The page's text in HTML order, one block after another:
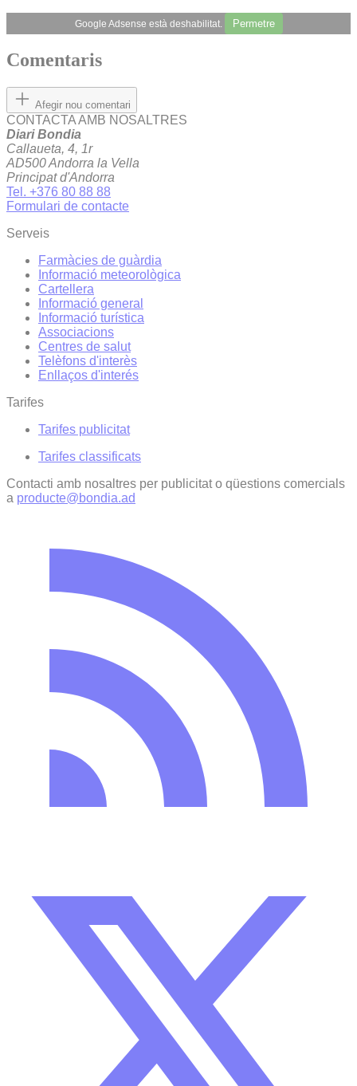
Google Adsense està deshabilitat. Permetre
Comentaris
Afegir nou comentari
CONTACTA AMB NOSALTRES
Diari Bondia
Callaueta, 4, 1r
AD500 Andorra la Vella
Principat d'Andorra
Tel. +376 80 88 88
Formulari de contacte
Serveis
Farmàcies de guàrdia
Informació meteorològica
Cartellera
Informació general
Informació turística
Associacions
Centres de salut
Telèfons d'interès
Enllaços d'interés
Tarifes
Tarifes publicitat
Tarifes classificats
Contacti amb nosaltres per publicitat o qüestions comercials
a producte@bondia.ad